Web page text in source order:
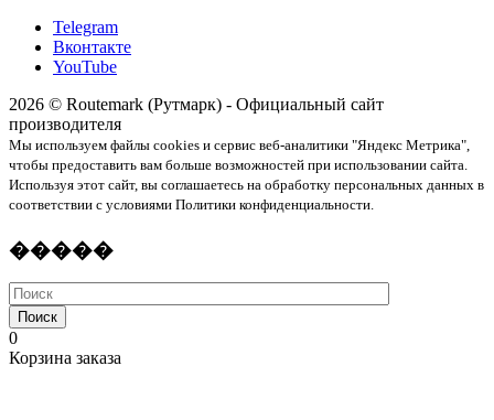
Telegram
Вконтакте
YouTube
2026 © Routemark (Рутмарк) - Официальный сайт
производителя
Мы используем файлы cookies и сервис веб-аналитики "Яндекс Метрика",
чтобы предоставить вам больше возможностей при использовании сайта.
Используя этот сайт, вы соглашаетесь на обработку персональных данных в
соответствии с условиями Политики конфиденциальности.
�����
Поиск
0
Корзина заказа